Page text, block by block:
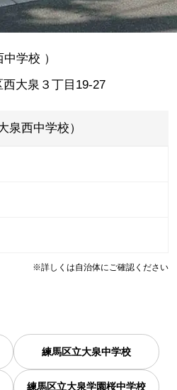
中学校 ）
大泉３丁目19-27
泉西中学校）
※詳しくは自治体にご確認ください
練馬区立大泉中学校
練馬区立大泉学園桜中学校